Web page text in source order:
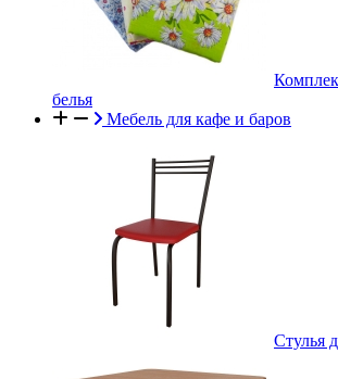
белья
Мебель для кафе и баров
Стулья